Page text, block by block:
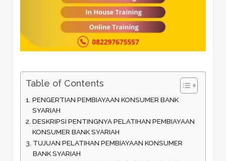
Table of Contents
PENGERTIAN PEMBIAYAAN KONSUMER BANK
SYARIAH
DESKRIPSI PENTINGNYA PELATIHAN PEMBIAYAAN
KONSUMER BANK SYARIAH
TUJUAN PELATIHAN PEMBIAYAAN KONSUMER
BANK SYARIAH